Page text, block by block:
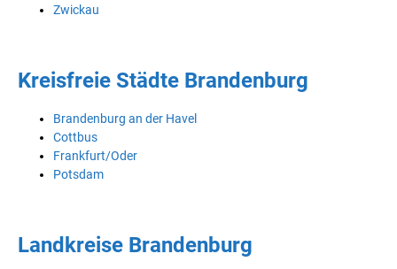
Zwickau
Kreisfreie Städte Brandenburg
Brandenburg an der Havel
Cottbus
Frankfurt/Oder
Potsdam
Landkreise Brandenburg